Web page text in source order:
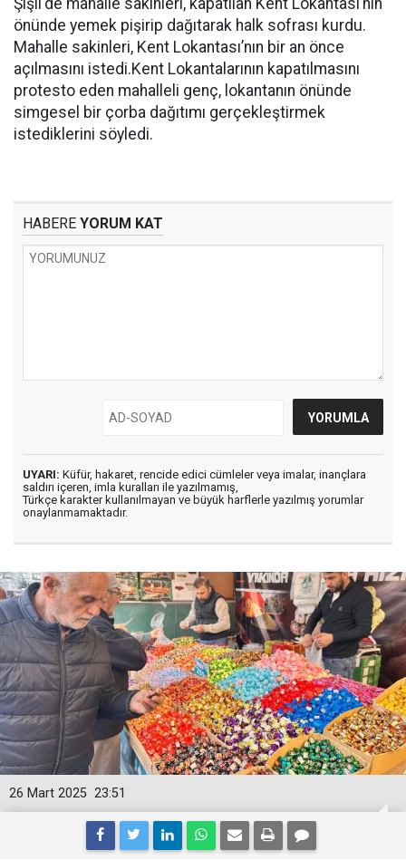
Şişli'de mahalle sakinleri, kapatılan Kent Lokantası’nın
önünde yemek pişirip dağıtarak halk sofrası kurdu.
Mahalle sakinleri, Kent Lokantası’nın bir an önce
açılmasını istedi.Kent Lokantalarının kapatılmasını
protesto eden mahalleli genç, lokantanın önünde
simgesel bir çorba dağıtımı gerçekleştirmek
istediklerini söyledi.
HABERE YORUM KAT
UYARI: Küfür, hakaret, rencide edici cümleler veya imalar, inançlara
saldırı içeren, imla kuralları ile yazılmamış,
Türkçe karakter kullanılmayan ve büyük harflerle yazılmış yorumlar
onaylanmamaktadır.
23:51
26 Mart 2025